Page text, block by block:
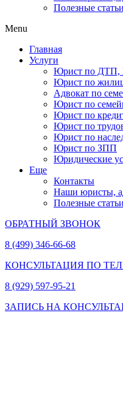
Полезные статьи
Menu
Главная
Услуги
Юрист по
Юрист по
Адвокат по
Юрист по
Юрист по
Юрист по
Юрист по
Юрист по ЗПП
Юридические
Еще
Контакты
Наши юристы,
Полезные статьи
ОБРАТНЫЙ ЗВОНОК
8 (499) 346-66-68
КОНСУЛЬТАЦИЯ ПО
8 (929) 597-95-21
ЗАПИСЬ НА